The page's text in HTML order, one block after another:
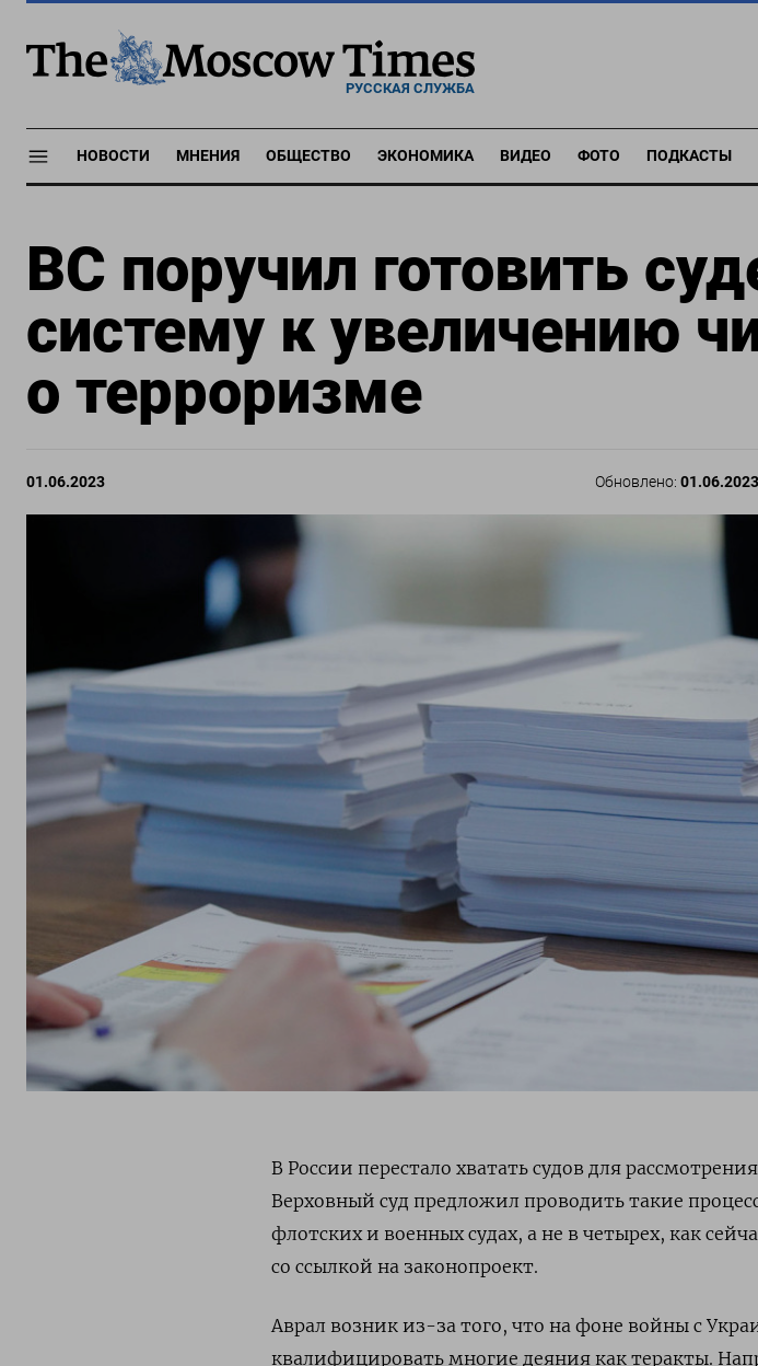
РУССКАЯ СЛУЖБА
НОВОСТИ МНЕНИЯ ОБЩЕСТВО ЭКОНОМИКА ВИДЕО ФОТО ПОДКАСТЫ
ВС поручил готовить
систему к увеличению
о терроризме
01.06.2023 Обновлено:01.06.2023
В России перестало хватать судов для
Верховный суд предложил проводить такие
флотских и военных судах, а не в четырех, как
со ссылкой на законопроект.
Аврал возник из-за того, что на фоне войны с
квалифицировать многие деяния как теракты.